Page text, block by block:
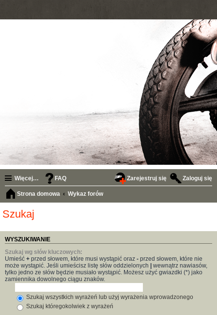
Więcej… FAQ Zaloguj się
Zarejestruj się
Strona domowa Wykaz forów
Szukaj
WYSZUKIWANIE
Szukaj wg słów kluczowych:
Umieść + przed słowem, które musi wystąpić oraz - przed słowem, które nie
może wystąpić. Jeśli umieścisz listę słów oddzielonych | wewnątrz nawiasów,
tylko jedno ze słów będzie musiało wystąpić. Możesz użyć gwiazdki (*) jako
zamiennika dowolnego ciągu znaków.
Szukaj wszystkich wyrażeń lub użyj wyrażenia wprowadzonego
Szukaj któregokolwiek z wyrażeń